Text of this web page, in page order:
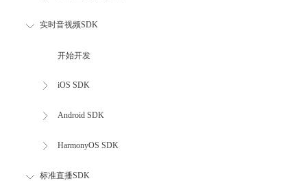
实时音视频SDK
开始开发
iOS SDK
Android SDK
HarmonyOS SDK
标准直播SDK